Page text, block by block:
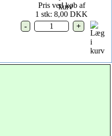
Pris ved køb af
1 stk: 8,00 DKK